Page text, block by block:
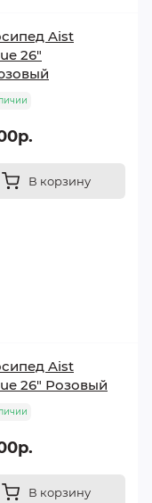
Aist
26"
В корзину
Aist
26" Розовый
В корзину